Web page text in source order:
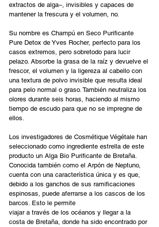
extractos de alga–, invisibles y capaces de
mantener la frescura y el volumen, no.
Su nombre es Champú en Seco Purificante
Pure Detox de Yves Rocher, perfecto para los
casos extremos, pero sobretodo para lucir
pelazo. Absorbe la grasa de la raíz y devuelve el
frescor, el volumen y la ligereza al cabello con
una textura de polvo invisible que resulta ideal
para pelo normal o graso. También neutraliza los
olores durante seis horas, haciendo al mismo
tiempo de escudo para que no se impregne de
ellos.
Los investigadores de Cosmétique Végétale han
seleccionado como ingrediente estrella de este
producto un Alga Bio Purificante de Bretaña.
Conocida también como el Arpón de Neptuno,
cuenta con una característica única y es que,
debido a los ganchos de sus ramificaciones
espinosas, puede aferrarse a los cascos de los
barcos. Esto le permite
viajar a través de los océanos y llegar a la
costa de Bretaña, donde ha sido encontrado por